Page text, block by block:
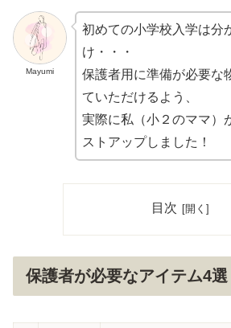
Mayumi
初めての小学校入学は分
け・・・
保護者用に準備が必要な
ていただけるよう、
実際に私（小２のママ）
ストアップしました！
目次
保護者が必要なアイテム4選